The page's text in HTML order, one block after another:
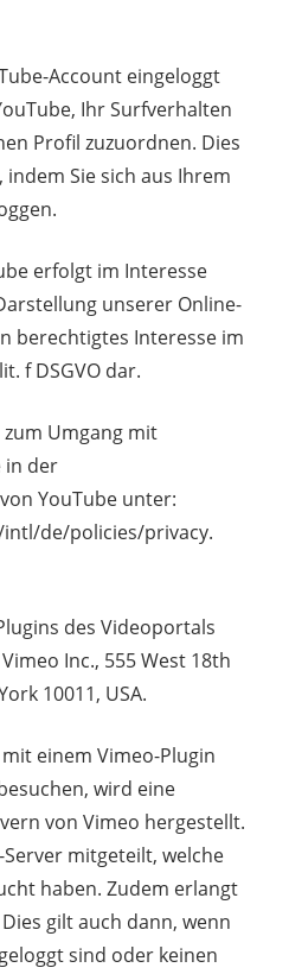
Account eingeloggt
Ihr Surfverhalten
Profil zuzuordnen. Dies
Sie sich aus Ihrem
erfolgt im Interesse
unserer Online-
berechtigtes Interesse im
f DSGVO dar.
Umgang mit
in der
YouTube unter:
de/policies/privacy.
des Videoportals
Inc., 555 West 18th
10011, USA.
einem Vimeo-Plugin
wird eine
von Vimeo hergestellt.
mitgeteilt, welche
haben. Zudem erlangt
gilt auch dann, wenn
sind oder keinen